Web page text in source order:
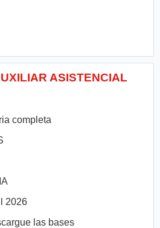
ASISTENCIAL
completa
2026
las bases